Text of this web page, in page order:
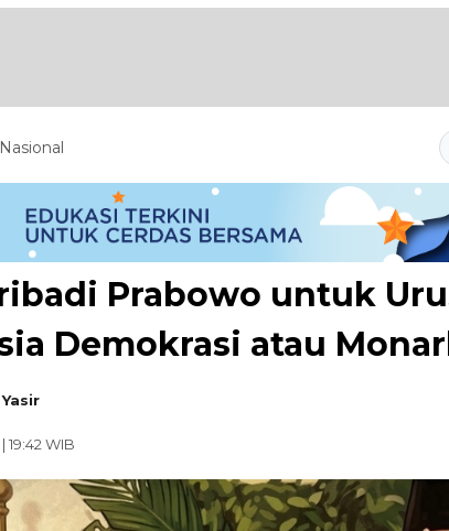
Nasional
Prabowo untuk
Demokrasi atau
19:42 WIB